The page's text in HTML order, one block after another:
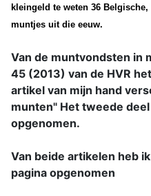
kleingeld te weten 36
muntjes uit die eeuw.
Van de muntvondsten in
45 (2013) van de HVR
artikel van mijn hand
munten" Het tweede
opgenomen.
Van beide artikelen heb
pagina opgenomen